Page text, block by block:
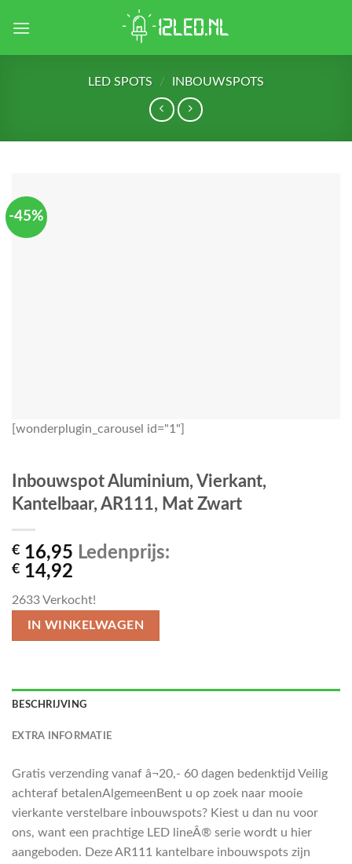
LED SPOTS / INBOUWSPOTS
-45%
[wonderplugin_carousel id="1"]
Inbouwspot Aluminium, Vierkant,
Kantelbaar, AR111, Mat Zwart
€ 16,95 Ledenprijs:
€ 14,92
2633Verkocht!
IN WINKELWAGEN
BESCHRIJVING
EXTRA INFORMATIE
Gratis verzending vanaf â¬20,- 60 dagen bedenktijd Veilig
achteraf betalenAlgemeenBent u op zoek naar mooie
vierkante verstelbare inbouwspots? Kiest u dan nu voor
ons, want een prachtige LED lineÂ® serie wordt u hier
aangeboden. Deze AR111 kantelbare inbouwspots zijn